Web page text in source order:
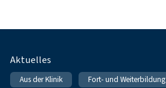
Fußnavigation
Aktuelles
Aus der Klinik Fort- und Weiterbildung